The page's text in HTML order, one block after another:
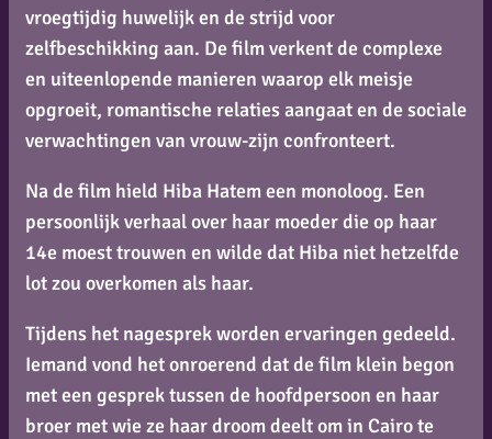
vroegtijdig huwelijk en de strijd voor
zelfbeschikking aan. De film verkent de complexe
en uiteenlopende manieren waarop elk meisje
opgroeit, romantische relaties aangaat en de sociale
verwachtingen van vrouw-zijn confronteert.
Na de film hield Hiba Hatem een monoloog. Een
persoonlijk verhaal over haar moeder die op haar
14e moest trouwen en wilde dat Hiba niet hetzelfde
lot zou overkomen als haar.
Tijdens het nagesprek worden ervaringen gedeeld.
Iemand vond het onroerend dat de film klein begon
met een gesprek tussen de hoofdpersoon en haar
broer met wie ze haar droom deelt om in Cairo te